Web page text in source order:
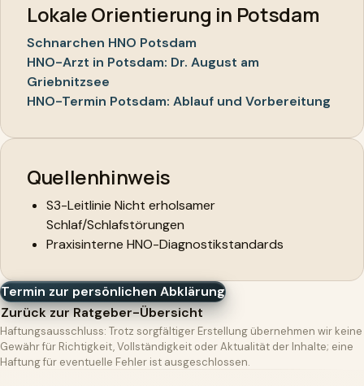
Lokale Orientierung in Potsdam
Schnarchen HNO Potsdam
HNO-Arzt in Potsdam: Dr. August am
Griebnitzsee
HNO-Termin Potsdam: Ablauf und Vorbereitung
Quellenhinweis
S3-Leitlinie Nicht erholsamer
Schlaf/Schlafstörungen
Praxisinterne HNO-Diagnostikstandards
Termin zur persönlichen Abklärung
Zurück zur Ratgeber-Übersicht
Haftungsausschluss: Trotz sorgfältiger Erstellung übernehmen wir keine
Gewähr für Richtigkeit, Vollständigkeit oder Aktualität der Inhalte; eine
Haftung für eventuelle Fehler ist ausgeschlossen.